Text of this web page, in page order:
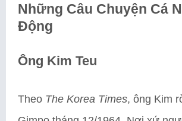
Những Câu Chuyện Cá
Động
Ông Kim Teu
Theo The Korea Times, ông Kim